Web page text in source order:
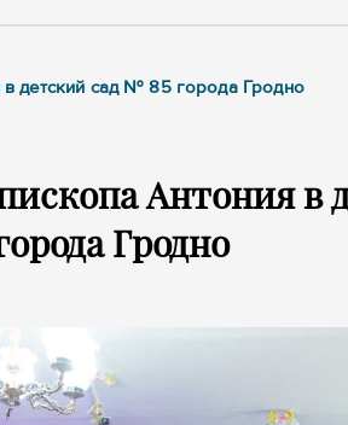
в детский сад № 85 города Гродно
Антония в
Гродно